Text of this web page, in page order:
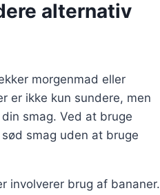
alternativ
morgenmad eller
er ikke kun sundere, men
smag. Ved at bruge
smag uden at bruge
involverer brug af bananer.